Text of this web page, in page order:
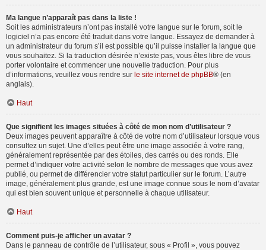
Ma langue n’apparaît pas dans la liste !
Soit les administrateurs n’ont pas installé votre langue sur le forum, soit le
logiciel n’a pas encore été traduit dans votre langue. Essayez de demander à
un administrateur du forum s’il est possible qu’il puisse installer la langue que
vous souhaitez. Si la traduction désirée n’existe pas, vous êtes libre de vous
porter volontaire et commencer une nouvelle traduction. Pour plus
d’informations, veuillez vous rendre sur le site internet de phpBB® (en
anglais).
Haut
Que signifient les images situées à côté de mon nom d’utilisateur ?
Deux images peuvent apparaître à côté de votre nom d’utilisateur lorsque vous
consultez un sujet. Une d’elles peut être une image associée à votre rang,
généralement représentée par des étoiles, des carrés ou des ronds. Elle
permet d’indiquer votre activité selon le nombre de messages que vous avez
publié, ou permet de différencier votre statut particulier sur le forum. L’autre
image, généralement plus grande, est une image connue sous le nom d’avatar
qui est bien souvent unique et personnelle à chaque utilisateur.
Haut
Comment puis-je afficher un avatar ?
Dans le panneau de contrôle de l’utilisateur, sous « Profil », vous pouvez